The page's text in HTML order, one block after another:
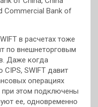
Commercial Bank of
в расчетах тоже
по внешнеторговым
Даже когда
SWIFT давит
операциях
этом подключены
ее, одновременно